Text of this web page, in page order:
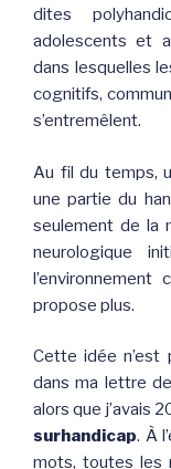
dites
adolescents et
dans lesquelles
cognitifs,
s’entremêlent.
Au fil du temps,
une partie du
seulement de la
neurologique
propose plus.
Cette idée n’est
dans ma lettre
alors que j’avais
surhandicap. À
mots, toutes les